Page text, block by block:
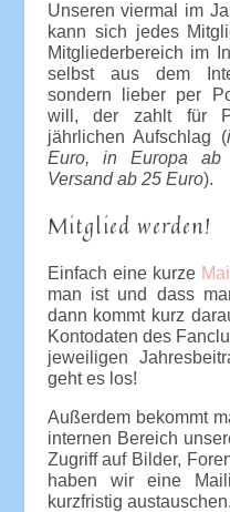
Unseren viermal im
kann sich jedes
Mitgliederbereich im
selbst aus dem
sondern lieber per
will, der zahlt für
jährlichen Aufschlag (
Euro, in Europa ab
Versand ab 25 Euro).
Mitglied werden!
Einfach eine kurze Mail
man ist und dass
dann kommt kurz
Kontodaten des
jeweiligen
geht es los!
Außerdem bekommt
internen Bereich
Zugriff auf Bilder,
haben wir eine
kurzfristig austauschen.